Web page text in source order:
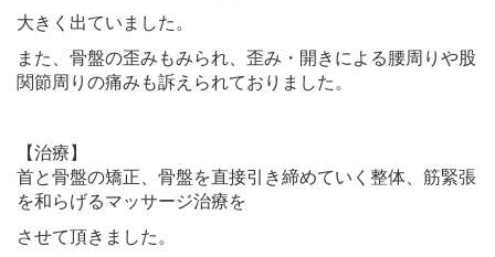
大きく出ていました。
また、骨盤の歪みもみられ、歪み・開きによる腰周りや股
関節周りの痛みも訴えられておりました。
【治療】
首と骨盤の矯正、骨盤を直接引き締めていく整体、筋緊張
を和らげるマッサージ治療を
させて頂きました。